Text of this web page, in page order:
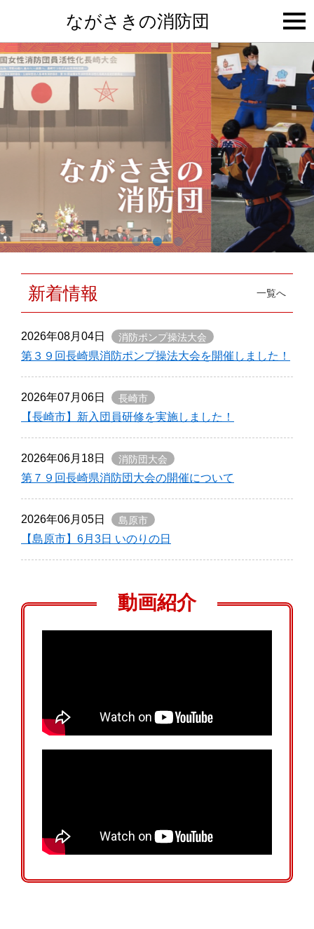
ながさきの消防団
新着情報 一覧へ
2026年08月04日 消防ポンプ操法大会
第３９回長崎県消防ポンプ操法大会を開催しました！
2026年07月06日 長崎市
【長崎市】新入団員研修を実施しました！
2026年06月18日 消防団大会
第７９回長崎県消防団大会の開催について
2026年06月05日 島原市
【島原市】6月3日 いのりの日
動画紹介